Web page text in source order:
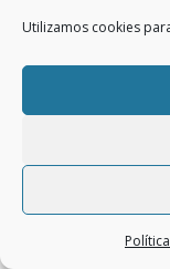
Utilizamos cookies